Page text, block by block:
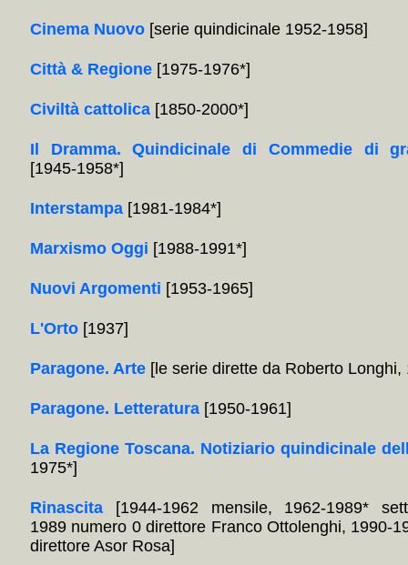
Cinema Nuovo [serie quindicinale 1952-1958]
Città & Regione [1975-1976*]
Civiltà cattolica [1850-2000*]
Il Dramma. Quindicinale di Commedie di
[1945-1958*]
Interstampa [1981-1984*]
Marxismo Oggi [1988-1991*]
Nuovi Argomenti [1953-1965]
L'Orto [1937]
Paragone. Arte [le serie dirette da Roberto Longhi,
Paragone. Letteratura [1950-1961]
La Regione Toscana. Notiziario quindicinale
1975*]
Rinascita [1944-1962 mensile, 1962-1989*
1989 numero 0 direttore Franco Ottolenghi, 1990-
direttore Asor Rosa]